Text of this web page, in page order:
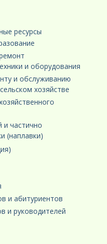
ресурсы
и оборудования
и обслуживанию
хозяйстве
и частично
(наплавки)
и абитуриентов
и руководителей